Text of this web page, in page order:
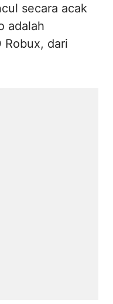
secara acak
adalah
Robux, dari